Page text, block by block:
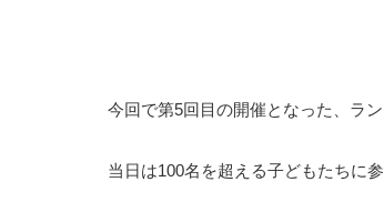
今回で第5回目の開催となった、ラ
当日は100名を超える子どもたちに